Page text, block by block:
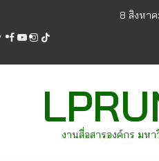
content
8 สิงหา
facebook
youtube
instagram
tiktok
งานสื่อสารองค์กร มห